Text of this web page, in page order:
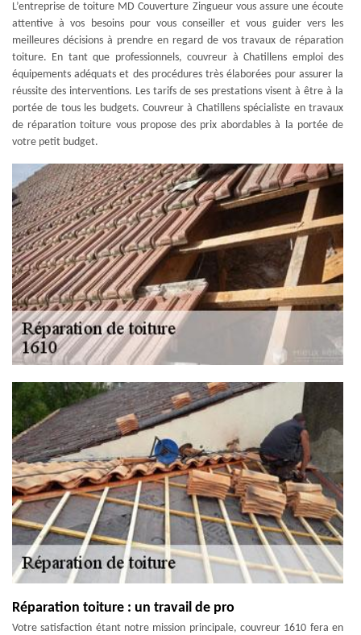
L’entreprise de toiture MD Couverture Zingueur vous assure une écoute
attentive à vos besoins pour vous conseiller et vous guider vers les
meilleures décisions à prendre en regard de vos travaux de réparation
toiture. En tant que professionnels, couvreur à Chatillens emploi des
équipements adéquats et des procédures très élaborées pour assurer la
réussite des interventions. Les tarifs de ses prestations visent à être à la
portée de tous les budgets. Couvreur à Chatillens spécialiste en travaux
de réparation toiture vous propose des prix abordables à la portée de
votre petit budget.
Réparation toiture : un travail de pro
Votre satisfaction étant notre mission principale, couvreur 1610 fera en